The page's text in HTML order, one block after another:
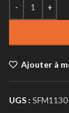
Ajouter à
UGS :